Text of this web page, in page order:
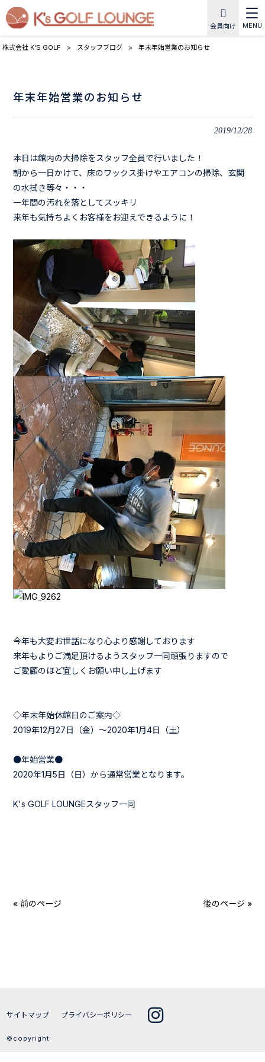
会員向け MENU
株式会社 K'S GOLF > スタッフブログ > 年末年始営業のお知らせ
年末年始営業のお知らせ
2019/12/28
本日は館内の大掃除をスタッフ全員で行いました！
朝から一日かけて、床のワックス掛けやエアコンの掃除、玄関
の水拭き等々・・・
一年間の汚れを落としてスッキリ
来年も気持ちよくお客様をお迎えできるように！
今年も大変お世話になり心より感謝しております
来年もよりご満足頂けるようスタッフ一同頑張りますので
ご愛顧のほど宜しくお願い申し上げます
◇年末年始休館日のご案内◇
2019年12月27日（金）～2020年1月4日（土）
●年始営業●
2020年1月5日（日）から通常営業となります。
K's GOLF LOUNGEスタッフ一同
« 前のページ 後のページ »
サイトマップ プライバシーポリシー
©copyright